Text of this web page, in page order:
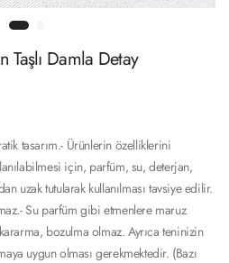
Damla Detay
tasarım.- Ürünlerin özelliklerini
için, parfüm, su, deterjan,
uzak tutularak kullanılması tavsiye edilir.
Su parfüm gibi etmenlere maruz
bozulma olmaz. Ayrıca teninizin
uygun olması gerekmektedir. (Bazı